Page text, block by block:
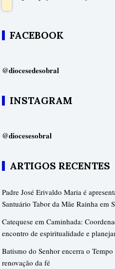
FACEBOOK
@diocesedesobral
INSTAGRAM
@diocesesobral
ARTIGOS RECENTES
Padre José Erivaldo Maria é
Santuário Tabor da Mãe Rainha em
Catequese em Caminhada:
encontro de espiritualidade e
Batismo do Senhor encerra o
renovação da fé